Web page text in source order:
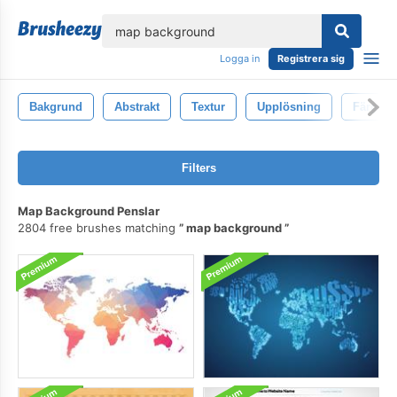
Logga in Registrera sig
Bakgrund Abstrakt Textur Upplösning Färg
Filters
Map Background Penslar
2804 free brushes matching
map background